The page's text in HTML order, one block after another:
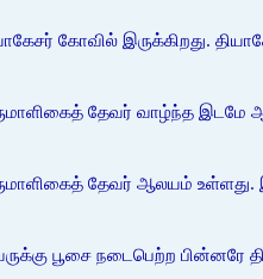
கோவில் இருக்கிறது.
தேவர் வாழ்ந்த இடமே
தேவர் ஆலயம் உள்ளது.
பூசை நடைபெற்ற பின்னரே